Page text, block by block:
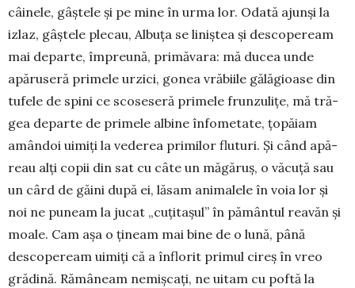
câinele, gâștele și pe mine în urma lor. Oda­tă ajunși la
izlaz, gâștele plecau, Albu­ța se liniștea și descopeream
mai departe, împre­ună, primă­vara: mă ducea unde
apăruseră primele ur­zici, gonea vrăbiile gălăgioase din
tufele de spini ce scoseseră primele frun­zulițe, mă tră­
gea departe de primele al­bine înfo­me­tate, țopăiam
amândoi uimiți la vederea primilor fluturi. Și când apă­
reau alți copii din sat cu câte un măgăruș, o vă­cu­ță sau
un cârd de gă­ini după ei, lăsam ani­malele în voia lor și
noi ne puneam la jucat „cuțitașul” în pământul reavăn și
moale. Cam așa o țineam mai bine de o lună, până
descopeream uimiți că a înflorit primul cireș în vreo
grădină. Rămâneam nemișcați, ne uitam cu poftă la